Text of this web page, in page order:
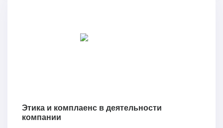
Этика и комплаенс в деятельности
компании